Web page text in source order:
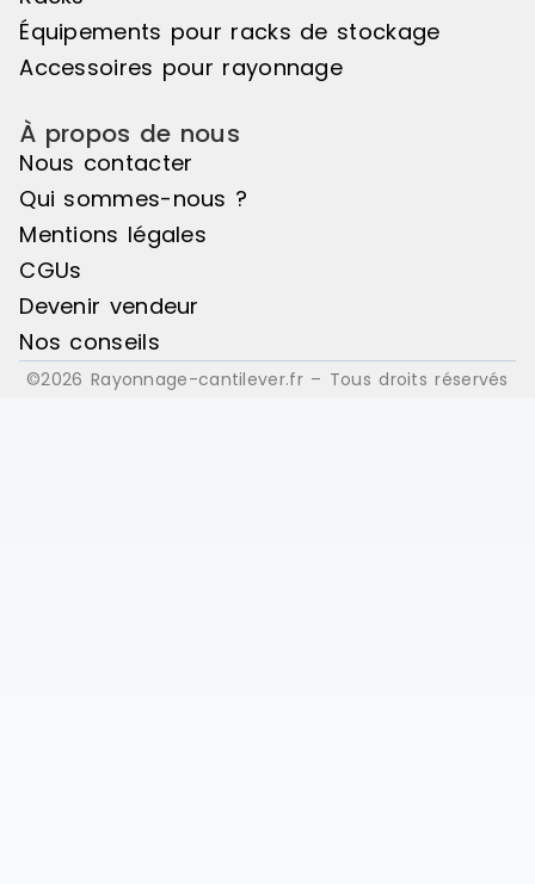
Équipements pour racks de stockage
Accessoires pour rayonnage
À propos de nous
Nous contacter
Qui sommes-nous ?
Mentions légales
CGUs
Devenir vendeur
Nos conseils
©2026 Rayonnage-cantilever.fr – Tous droits réservés